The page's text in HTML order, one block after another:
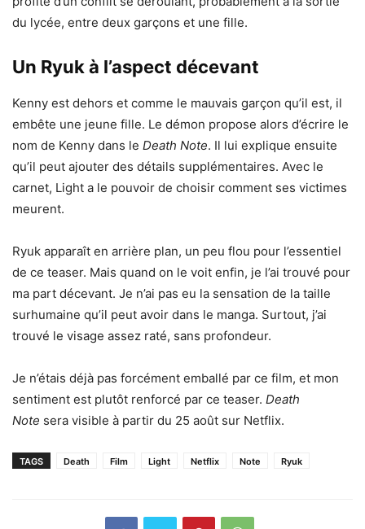
du lycée, entre deux garçons et une fille.
Un Ryuk à l’aspect décevant
Kenny est dehors et comme le mauvais garçon qu’il est, il
embête une jeune fille. Le démon propose alors d’écrire le
nom de Kenny dans le Death Note. Il lui explique ensuite
qu’il peut ajouter des détails supplémentaires. Avec le
carnet, Light a le pouvoir de choisir comment ses victimes
meurent.
Ryuk apparaît en arrière plan, un peu flou pour l’essentiel
de ce teaser. Mais quand on le voit enfin, je l’ai trouvé pour
ma part décevant. Je n’ai pas eu la sensation de la taille
surhumaine qu’il peut avoir dans le manga. Surtout, j’ai
trouvé le visage assez raté, sans profondeur.
Je n’étais déjà pas forcément emballé par ce film, et mon
sentiment est plutôt renforcé par ce teaser. Death
Note sera visible à partir du 25 août sur Netflix.
TAGS Death Film Light Netflix Note Ryuk